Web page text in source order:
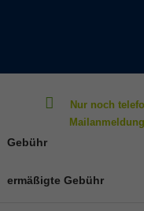
Gebühr
ermäßigte Gebühr